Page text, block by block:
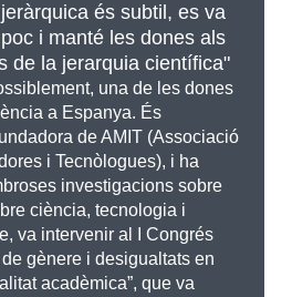
és subtil, es va
i manté les dones als
de la jerarquia científica"
una de les dones
a Espanya. És
de AMIT (Associació
i Tecnòlogues), i ha
investigacions sobre
ciència, tecnologia i
va intervenir al I Congrés
de gènere i desigualtats en
acadèmica”, que va